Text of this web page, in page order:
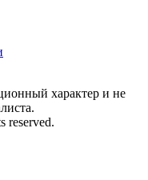
характер и не
reserved.